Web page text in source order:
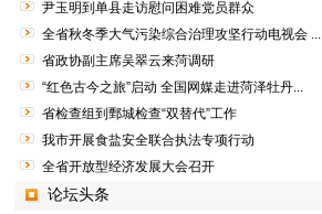
尹玉明到单县走访慰问困难党员群众
全省秋冬季大气污染综合治理攻坚行动电视会 ...
省政协副主席吴翠云来菏调研
“红色古今之旅”启动 全国网媒走进菏泽牡丹...
省检查组到鄄城检查“双替代”工作
我市开展食盐安全联合执法专项行动
全省开放型经济发展大会召开
论坛头条